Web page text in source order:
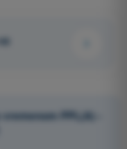
PPL(A) -